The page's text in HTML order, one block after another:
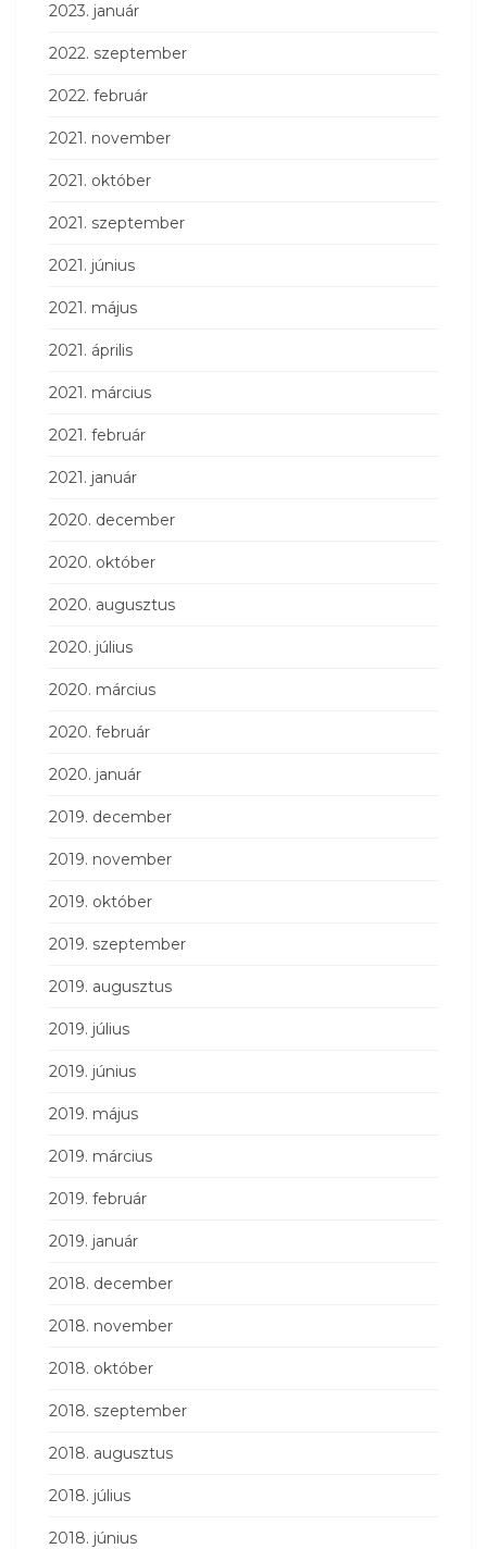
2023. január
2022. szeptember
2022. február
2021. november
2021. október
2021. szeptember
2021. június
2021. május
2021. április
2021. március
2021. február
2021. január
2020. december
2020. október
2020. augusztus
2020. július
2020. március
2020. február
2020. január
2019. december
2019. november
2019. október
2019. szeptember
2019. augusztus
2019. július
2019. június
2019. május
2019. március
2019. február
2019. január
2018. december
2018. november
2018. október
2018. szeptember
2018. augusztus
2018. július
2018. június